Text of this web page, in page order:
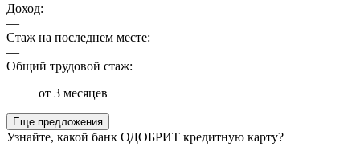
Доход:
—
Стаж на последнем месте:
—
Общий трудовой стаж:
от 3 месяцев
Еще предложения
Узнайте, какой банк ОДОБРИТ кредитную карту?